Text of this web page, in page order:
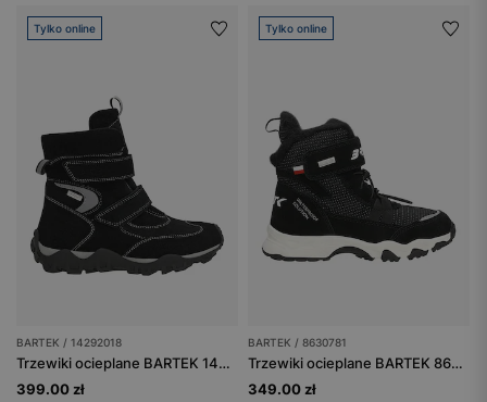
Tylko online
BARTEK / 14292018
Trzewiki ocieplane BARTEK 14292018, czarno-szary
399.00 zł
Tylko online
BARTEK / 8630781
Trzewiki ocieplane BARTEK 86307-81, czarne
349.00 zł